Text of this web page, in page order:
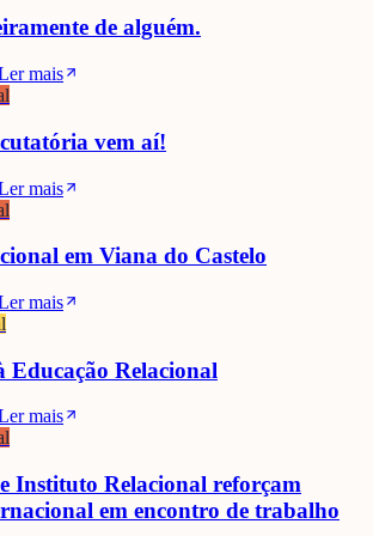
de alguém.
mais
vem aí!
mais
em Viana do Castelo
mais
Educação Relacional
mais
Instituto Relacional reforçam
em encontro de trabalho